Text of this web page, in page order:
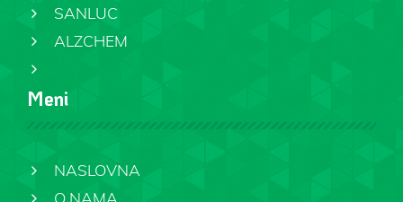
SANLUC
ALZCHEM
Meni
NASLOVNA
O NAMA